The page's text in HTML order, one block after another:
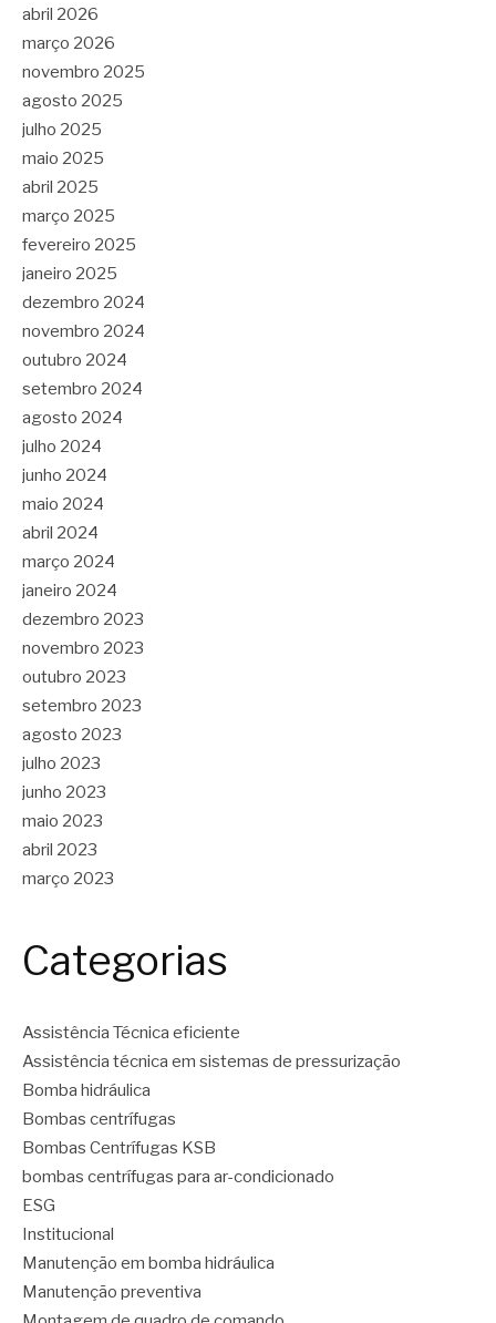
abril 2026
março 2026
novembro 2025
agosto 2025
julho 2025
maio 2025
abril 2025
março 2025
fevereiro 2025
janeiro 2025
dezembro 2024
novembro 2024
outubro 2024
setembro 2024
agosto 2024
julho 2024
junho 2024
maio 2024
abril 2024
março 2024
janeiro 2024
dezembro 2023
novembro 2023
outubro 2023
setembro 2023
agosto 2023
julho 2023
junho 2023
maio 2023
abril 2023
março 2023
Categorias
Assistência Técnica eficiente
Assistência técnica em sistemas de pressurização
Bomba hidráulica
Bombas centrífugas
Bombas Centrífugas KSB
bombas centrífugas para ar-condicionado
ESG
Institucional
Manutenção em bomba hidráulica
Manutenção preventiva